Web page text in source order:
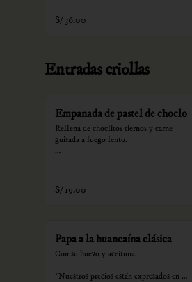
S/ 36.00
Entradas criollas
Empanada de pastel de choclo
Rellena de choclitos tiernos y carne
guisada a fuego lento.
recargo al consumo.
S/ 19.00
Papa a la huancaína clásica
Con su huevo y aceituna.
*Nuestros precios están expresados en